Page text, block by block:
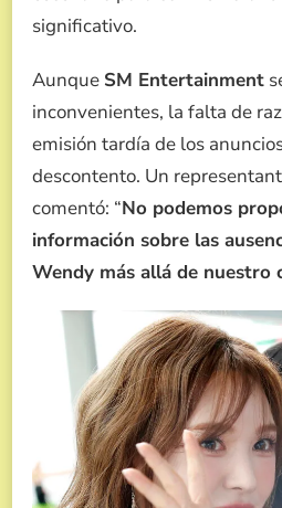
significativo.
Aunque SM Entertainment
inconvenientes, la falta de
emisión tardía de los
descontento. Un
comentó: “No podemos
información sobre las
Wendy más allá de nuestro